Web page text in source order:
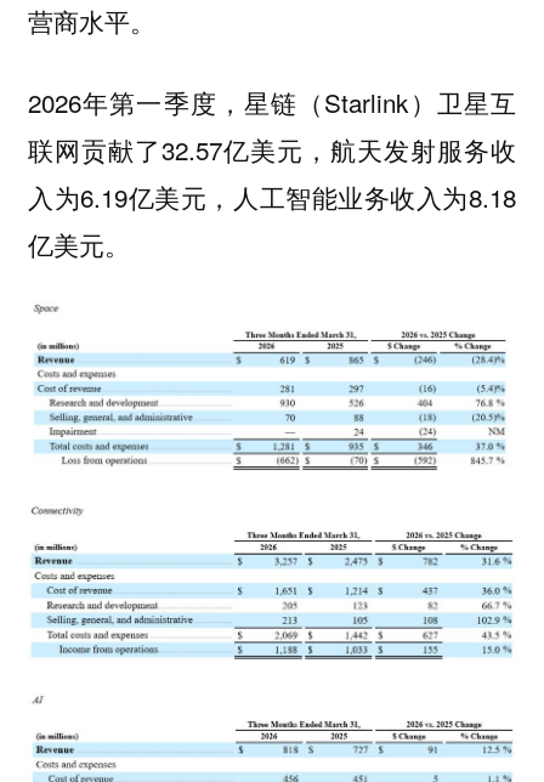
营商水平。
2026年第一季度，星链（Starlink）卫星互
联网贡献了32.57亿美元，航天发射服务收
入为6.19亿美元，人工智能业务收入为8.18
亿美元。